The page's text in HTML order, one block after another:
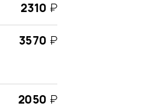
2310 ₽
3570 ₽
2050 ₽